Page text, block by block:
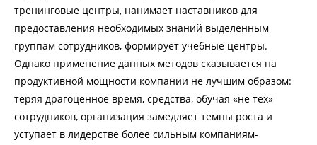
тренинговые центры, нанимает наставников для
предоставления необходимых знаний выделенным
группам сотрудников, формирует учебные центры.
Однако применение данных методов сказывается на
продуктивной мощности компании не лучшим образом:
теряя драгоценное время, средства, обучая «не тех»
сотрудников, организация замедляет темпы роста и
уступает в лидерстве более сильным компаниям-